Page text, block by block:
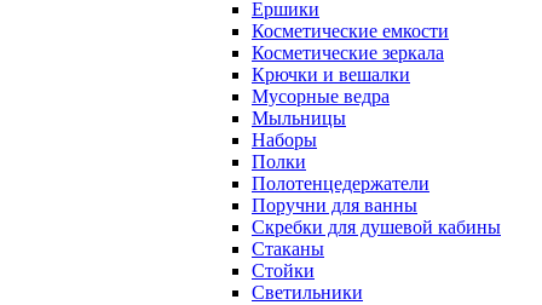
Ершики
Косметические емкости
Косметические зеркала
Крючки и вешалки
Мусорные ведра
Мыльницы
Наборы
Полки
Полотенцедержатели
Поручни для ванны
Скребки для душевой кабины
Стаканы
Стойки
Светильники